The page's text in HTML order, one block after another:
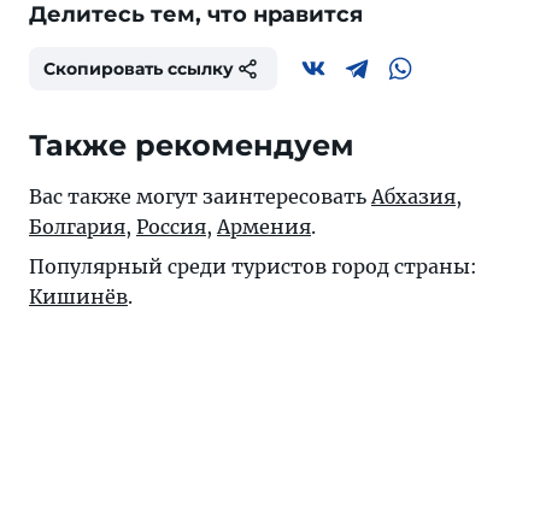
Делитесь тем, что нравится
Скопировать ссылку
Также рекомендуем
Вас также могут заинтересоватьАбхазия,
Болгария, Россия,Армения.
Популярный среди туристов город страны:
Кишинёв.